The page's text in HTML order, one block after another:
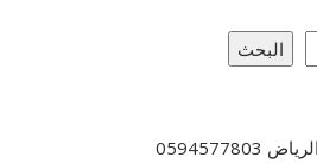
البحث